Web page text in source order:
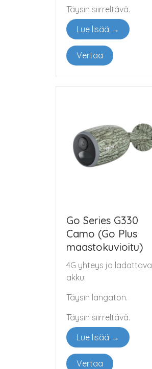
Täysin siirreltävä.
Lue lisää →
Vertaa
Go Series G330
Camo (Go Plus
maastokuvioitu)
4G yhteys ja ladattava
akku:
Täysin langaton.
Täysin siirreltävä.
Lue lisää →
Vertaa